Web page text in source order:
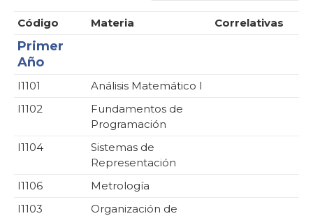
Código Materia Correlativas
Primer
Año
I1101
Análisis Matemático I
I1102
Fundamentos de
Programación
I1104
Sistemas de
Representación
I1106
Metrología
I1103
Organización de